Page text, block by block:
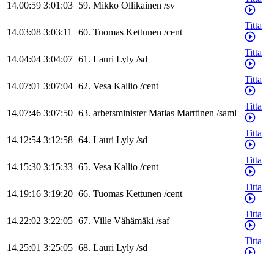
14.00:59 3:01:03 59. Mikko Ollikainen /sv
14.03:08 3:03:11 60. Tuomas Kettunen /cent
Titta
14.04:04 3:04:07 61. Lauri Lyly /sd
Titta
14.07:01 3:07:04 62. Vesa Kallio /cent
Titta
14.07:46 3:07:50 63. arbetsminister Matias Marttinen /saml
Titta
14.12:54 3:12:58 64. Lauri Lyly /sd
Titta
14.15:30 3:15:33 65. Vesa Kallio /cent
Titta
14.19:16 3:19:20 66. Tuomas Kettunen /cent
Titta
14.22:02 3:22:05 67. Ville Vähämäki /saf
Titta
14.25:01 3:25:05 68. Lauri Lyly /sd
Titta